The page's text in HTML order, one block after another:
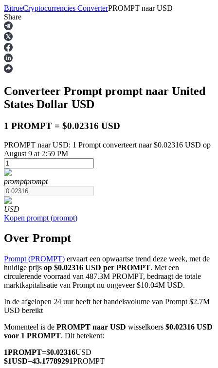
Termijncontracten
USDT-futures
COIN-M-futures
Cryptocurrency-futures
TradFi
Derivaten voor aandelen, forex, edelmetalen en grondstoffen
BitrueCryptocurrencies ConverterPROMPT naar USD
Share
Converteer Prompt prompt naar United
States Dollar USD
1 PROMPT = $0.02316 USD
PROMPT naar USD: 1 Prompt converteert naar $0.02316 USD op
August 9 at 2:59 PM
promptprompt
USD
Kopen prompt (prompt)
Over Prompt
Prompt (PROMPT) ervaart een opwaartse trend deze week, met de
huidige prijs op $0.02316 USD per PROMPT. Met een
circulerende voorraad van 487.3M PROMPT, bedraagt de totale
marktkapitalisatie van Prompt nu ongeveer $10.04M USD.
In de afgelopen 24 uur heeft het handelsvolume van Prompt $2.7M
USD bereikt
Momenteel is de PROMPT naar USD wisselkoers $0.02316 USD
voor 1 PROMPT. Dit betekent:
1PROMPT=$0.02316USD
$1USD=43.17789291PROMPT